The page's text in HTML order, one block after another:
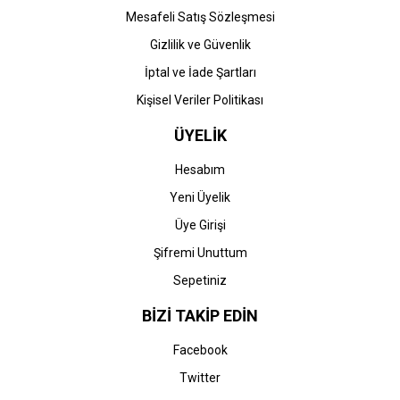
Mesafeli Satış Sözleşmesi
Gizlilik ve Güvenlik
İptal ve İade Şartları
Kişisel Veriler Politikası
ÜYELİK
Hesabım
Yeni Üyelik
Üye Girişi
Şifremi Unuttum
Sepetiniz
BİZİ TAKİP EDİN
Facebook
Twitter